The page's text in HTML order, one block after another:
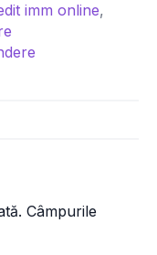
imm online,
Câmpurile